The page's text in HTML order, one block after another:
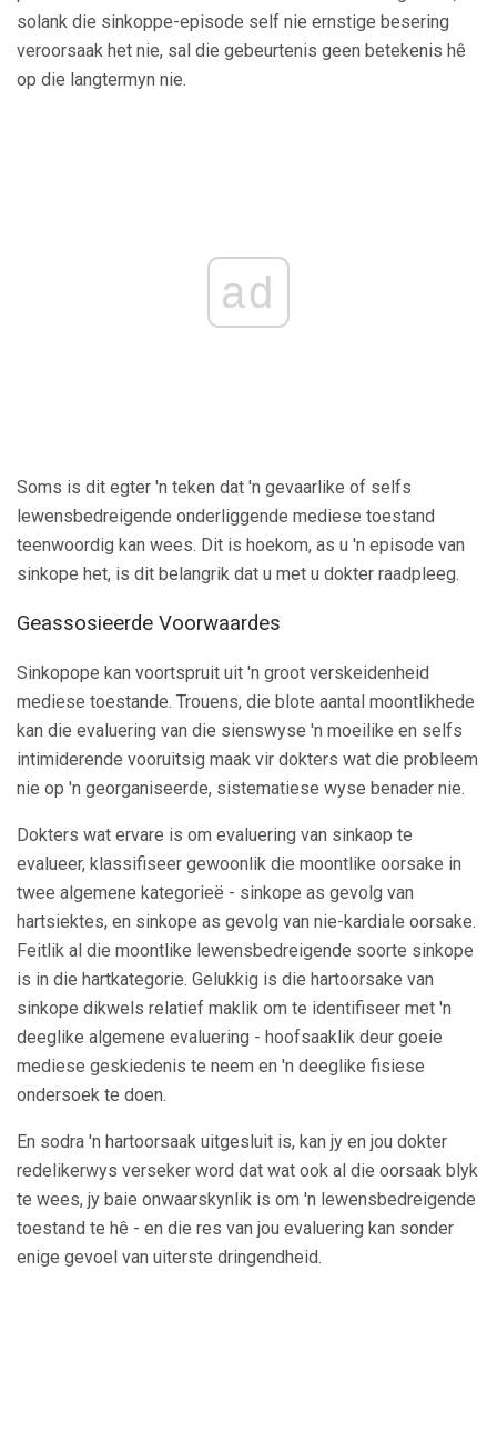
solank die sinkoppe-episode self nie ernstige besering
veroorsaak het nie, sal die gebeurtenis geen betekenis hê
op die langtermyn nie.
ad
Soms is dit egter 'n teken dat 'n gevaarlike of selfs
lewensbedreigende onderliggende mediese toestand
teenwoordig kan wees. Dit is hoekom, as u 'n episode van
sinkope het, is dit belangrik dat u met u dokter raadpleeg.
Geassosieerde Voorwaardes
Sinkopope kan voortspruit uit 'n groot verskeidenheid
mediese toestande. Trouens, die blote aantal moontlikhede
kan die evaluering van die sienswyse 'n moeilike en selfs
intimiderende vooruitsig maak vir dokters wat die probleem
nie op 'n georganiseerde, sistematiese wyse benader nie.
Dokters wat ervare is om evaluering van sinkaop te
evalueer, klassifiseer gewoonlik die moontlike oorsake in
twee algemene kategorieë - sinkope as gevolg van
hartsiektes, en sinkope as gevolg van nie-kardiale oorsake.
Feitlik al die moontlike lewensbedreigende soorte sinkope
is in die hartkategorie. Gelukkig is die hartoorsake van
sinkope dikwels relatief maklik om te identifiseer met 'n
deeglike algemene evaluering - hoofsaaklik deur goeie
mediese geskiedenis te neem en 'n deeglike fisiese
ondersoek te doen.
En sodra 'n hartoorsaak uitgesluit is, kan jy en jou dokter
redelikerwys verseker word dat wat ook al die oorsaak blyk
te wees, jy baie onwaarskynlik is om 'n lewensbedreigende
toestand te hê - en die res van jou evaluering kan sonder
enige gevoel van uiterste dringendheid.